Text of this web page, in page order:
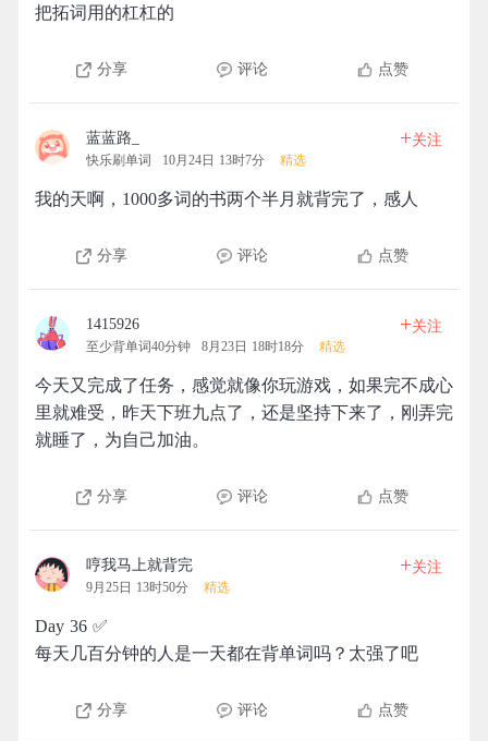
把拓词用的杠杠的
分享 评论 点赞
蓝蓝路_
快乐刷单词 10月24日 13时7分 精选
+关注
我的天啊，1000多词的书两个半月就背完了，感人
分享 评论 点赞
1415926
至少背单词40分钟 8月23日 18时18分 精选
+关注
今天又完成了任务，感觉就像你玩游戏，如果完不成心
里就难受，昨天下班九点了，还是坚持下来了，刚弄完
就睡了，为自己加油。
分享 评论 点赞
哼我马上就背完
9月25日 13时50分 精选
+关注
Day 36 ✅
每天几百分钟的人是一天都在背单词吗？太强了吧
分享 评论 点赞